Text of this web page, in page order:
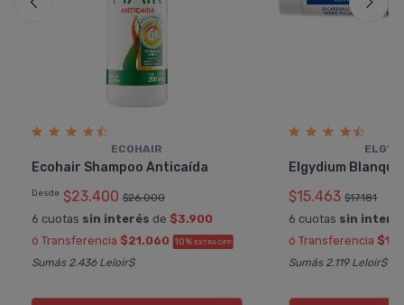
ECOHAIR
Ecohair Shampoo Anticaí­da
Desde $23.400 $26.000
6 cuotas sin interés de $3.900
ó Transferencia $21.060 10% EXTRA OFF
Sumás 2.436 Leloir$
Elgydium
$15.463 $17.181
6 cuotas sin
ó Transferencia
Sumás 2.119 Leloir$